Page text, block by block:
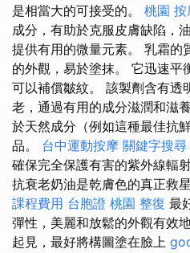
是相當大的可接受的。 桃園 按
成分，有助於克服皮膚缺陷，
提供有用的微量元素。 乳霜的
的外觀，易於塗抹。 它迅速平
可以補償皺紋。 該製劑含有透
老，通過有用的成分滋潤和滋
於天然成分（例如這種最佳抗
品。 台中運動按摩 關鍵字搜尋
確保完全保護有害的紫外線輻
抗衰老奶油是乾膚色的真正救
課程費用 台胞證 桃園 整復 最
彈性，美麗和放鬆的外觀有效
起見，最好將構圖塗在臉上